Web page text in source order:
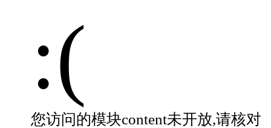
:(
您访问的模块content未开放,请核对